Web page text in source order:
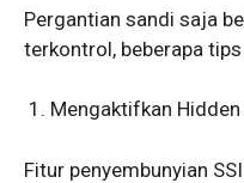
Pergantian sandi saja
terkontrol, beberapa
Mengaktifkan Hidden
Fitur penyembunyian